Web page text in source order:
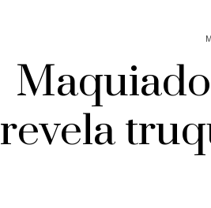
revela